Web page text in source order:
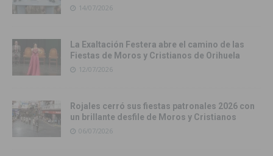
14/07/2026
La Exaltación Festera abre el camino de las
Fiestas de Moros y Cristianos de Orihuela
12/07/2026
Rojales cerró sus fiestas patronales 2026 con
un brillante desfile de Moros y Cristianos
06/07/2026